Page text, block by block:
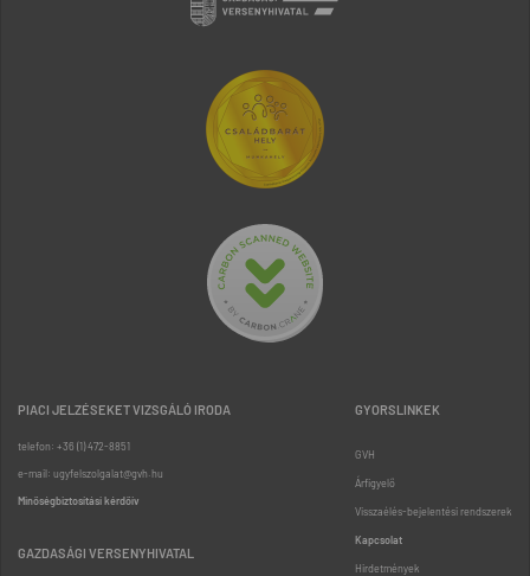
PIACI JELZÉSEKET VIZSGÁLÓ IRODA
telefon: +36 (1) 472-8851
e-mail: ugyfelszolgalat@gvh.hu
Minőségbiztosítási kérdőív
GAZDASÁGI VERSENYHIVATAL
GYORSLINKEK
GVH
Árfigyelő
Visszaélés-bejelentési rendszerek
Kapcsolat
Hirdetmények